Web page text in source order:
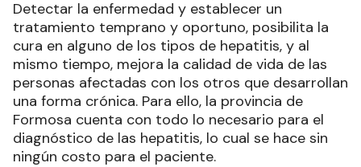
Detectar la enfermedad y establecer un
tratamiento temprano y oportuno, posibilita la
cura en alguno de los tipos de hepatitis, y al
mismo tiempo, mejora la calidad de vida de las
personas afectadas con los otros que desarrollan
una forma crónica. Para ello, la provincia de
Formosa cuenta con todo lo necesario para el
diagnóstico de las hepatitis, lo cual se hace sin
ningún costo para el paciente.